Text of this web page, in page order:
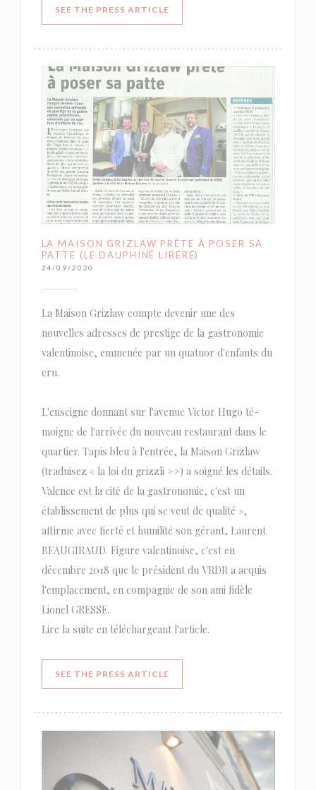
SEE THE PRESS ARTICLE((OPENS IN A NEW WINDOW))
LA MAISON GRIZLAW PRÊTE À POSER SA
PATTE (LE DAUPHINÉ LIBÉRÉ)
24/09/2020
La Maison Grizlaw compte devenir une des
nouvelles adresses de prestige de la gastro­nomie
valentinoise, emmenée par un quatuor d'enfants du
cru.
L'enseigne donnant sur l'avenue Victor Hugo té­
moigne de l'arrivée du nou­veau restaurant dans le
quar­tier. Tapis bleu à l'entrée, la Maison Grizlaw
(traduisez « la loi du grizzli >>) a soigné les dé­tails.
Valence est la cité de la gastronomie, c'est un
établisse­ment de plus qui se veut de qualité »,
affirme avec fierté et humilité son gérant, Laurent
BEAUGIRAUD. Figure valentinoi­se, c'est en
décembre 2018 que le président du VRDR a acquis
l'emplacement, en compagnie de son ami fidèle
Lionel GRESSE.
Lire la suite en téléchargeant l'article.
SEE THE PRESS ARTICLE((OPENS IN A NEW WINDOW))